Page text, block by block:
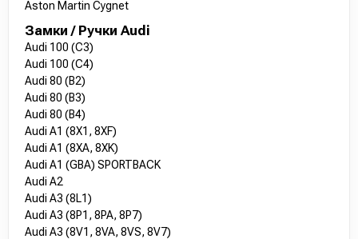
Aston Martin Cygnet
Замки / Ручки Audi
Audi 100 (C3)
Audi 100 (C4)
Audi 80 (B2)
Audi 80 (B3)
Audi 80 (B4)
Audi A1 (8X1, 8XF)
Audi A1 (8XA, 8XK)
Audi A1 (GBA) SPORTBACK
Audi A2
Audi A3 (8L1)
Audi A3 (8P1, 8PA, 8P7)
Audi A3 (8V1, 8VA, 8VS, 8V7)